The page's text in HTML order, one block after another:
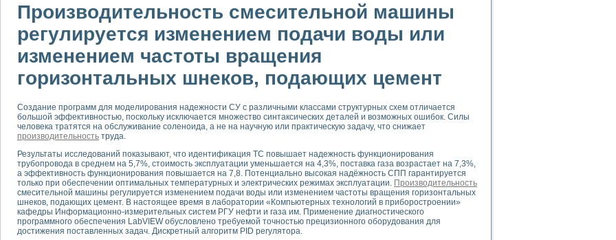
"Сигнал-USB"
Интроскан
система
USB"
терапии серии СКАН
тензометрия и т.п.)
измерения параметров дизельных двигателей типа В-46
тяговых электродвигателей электровоза на базе устройств National Instruments
инструментов
элементной базы машин
module для моделирования электромагнитных процессов с целью отладки систем управления электрооборудованием на электроподвижном составе
скорости подвижного состава для тренажера машиниста состава
исследований в гиперзвуковых аэродинамических трубах
Производительность смесительной машины
регулируется изменением подачи воды или
изменением частоты вращения
горизонтальных шнеков, подающих цемент
Создание программ для моделирования надежности СУ с различными классами структурных схем отличается
большой эффективностью, поскольку исключается множество синтаксических деталей и возможных ошибок. Силы
человека тратятся на обслуживание соленоида, а не на научную или практическую задачу, что снижает
производительность труда.
Результаты исследований показывают, что идентификация ТС повышает надежность функционирования
трубопровода в среднем на 5,7%, стоимость эксплуатации уменьшается на 4,3%, поставка газа возрастает на 7,3%,
а эффективность функционирования повышается на 7,8. Потенциально высокая надёжность СПП гарантируется
только при обеспечении оптимальных температурных и электрических режимах эксплуатации. Производительность
смесительной машины регулируется изменением подачи воды или изменением частоты вращения горизонтальных
шнеков, подающих цемент. В настоящее время в лаборатории «Компьютерных технологий в приборостроении»
кафедры Информационно-измерительных систем РГУ нефти и газа им. Применение диагностического
программного обеспечения LabVIEW обусловлено требуемой точностью прецизионного оборудования для
достижения поставленных задач. Дискретный алгоритм PID регулятора.